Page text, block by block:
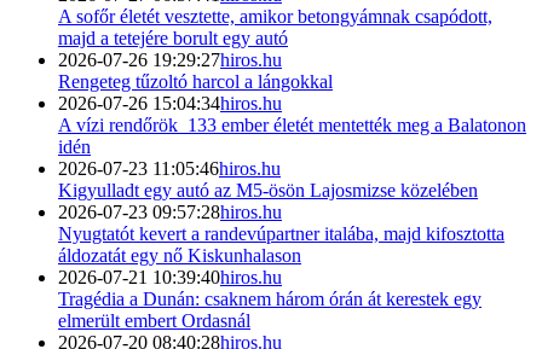
A sofőr életét vesztette, amikor betongyámnak csapódott,
majd a tetejére borult egy autó
2026-07-26 19:29:27hiros.hu
Rengeteg tűzoltó harcol a lángokkal
2026-07-26 15:04:34hiros.hu
A vízi rendőrök 133 ember életét mentették meg a Balatonon
idén
2026-07-23 11:05:46hiros.hu
Kigyulladt egy autó az M5-ösön Lajosmizse közelében
2026-07-23 09:57:28hiros.hu
Nyugtatót kevert a randevúpartner italába, majd kifosztotta
áldozatát egy nő Kiskunhalason
2026-07-21 10:39:40hiros.hu
Tragédia a Dunán: csaknem három órán át kerestek egy
elmerült embert Ordasnál
2026-07-20 08:40:28hiros.hu